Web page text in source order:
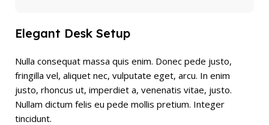
Elegant Desk Setup
Nulla consequat massa quis enim. Donec pede justo,
fringilla vel, aliquet nec, vulputate eget, arcu. In enim
justo, rhoncus ut, imperdiet a, venenatis vitae, justo.
Nullam dictum felis eu pede mollis pretium. Integer
tincidunt.